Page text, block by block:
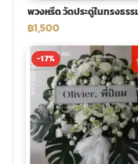
ดอกไม้งานศพ ออนไลน์
พวงดอกไม้งานศพ
พวงหรีด วัดประดู่ในทรงธรร
฿1,500
-17%